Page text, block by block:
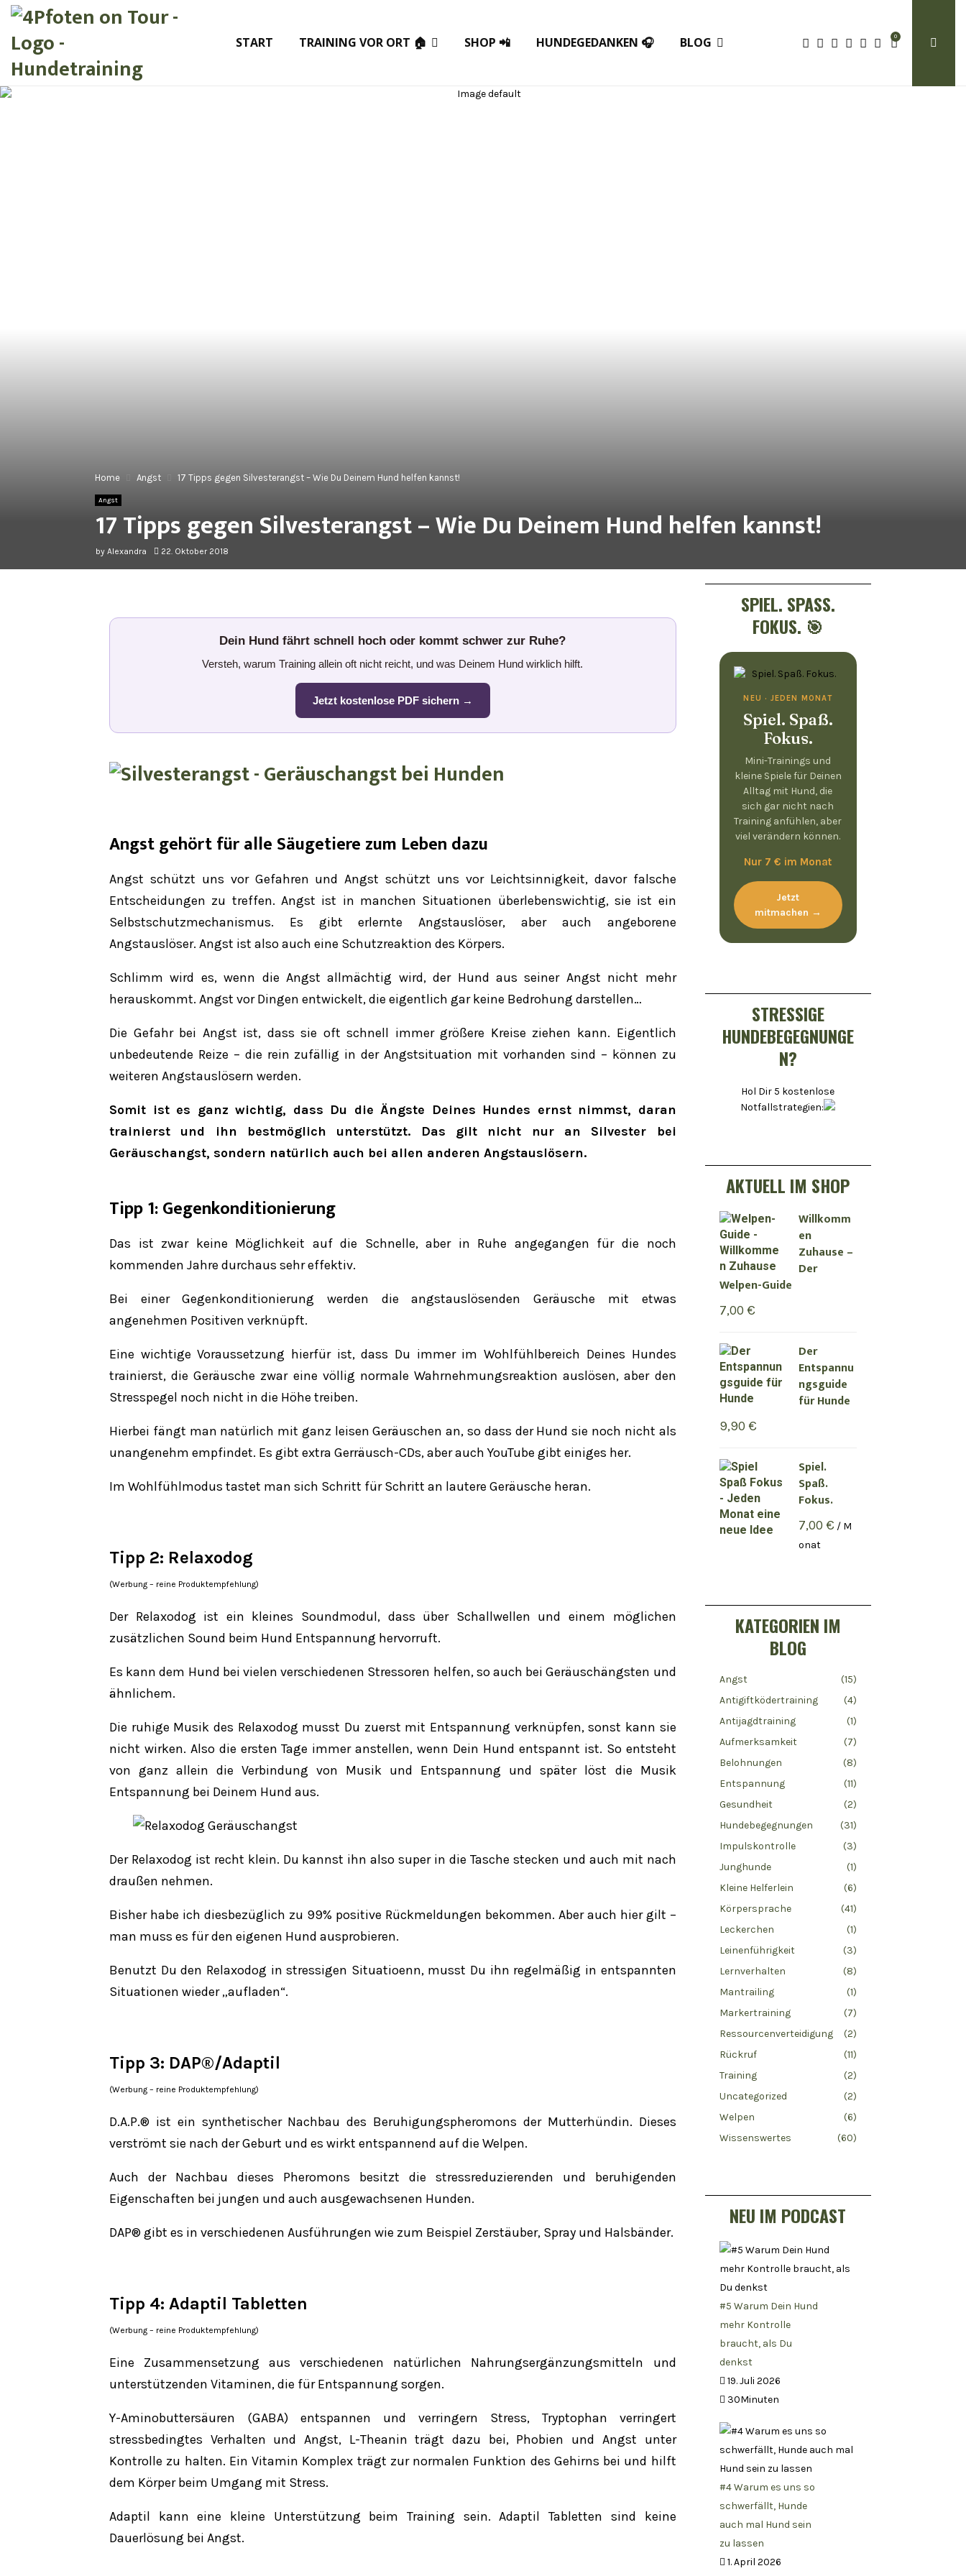
START TRAINING VOR ORT 🏠 SHOP 📲 HUNDEGEDANKEN 🎧 BLOG 0
Home Angst 17 Tipps gegen Silvesterangst – Wie Du Deinem Hund helfen kannst!
Angst
17 Tipps gegen Silvesterangst – Wie Du Deinem Hund helfen kannst!
by Alexandra 22. Oktober 2018
Dein Hund fährt schnell hoch oder kommt schwer zur Ruhe?
Versteh, warum Training allein oft nicht reicht, und was Deinem Hund wirklich hilft.
Jetzt kostenlose PDF sichern →
Angst gehört für alle Säugetiere zum Leben dazu
Angst schützt uns vor Gefahren und Angst schützt uns vor Leichtsinnigkeit, davor falsche
Entscheidungen zu treffen. Angst ist in manchen Situationen überlebenswichtig, sie ist ein
Selbstschutzmechanismus. Es gibt erlernte Angstauslöser, aber auch angeborene
Angstauslöser. Angst ist also auch eine Schutzreaktion des Körpers.
Schlimm wird es, wenn die Angst allmächtig wird, der Hund aus seiner Angst nicht mehr
herauskommt. Angst vor Dingen entwickelt, die eigentlich gar keine Bedrohung darstellen…
Die Gefahr bei Angst ist, dass sie oft schnell immer größere Kreise ziehen kann. Eigentlich
unbedeutende Reize – die rein zufällig in der Angstsituation mit vorhanden sind – können zu
weiteren Angstauslösern werden.
Somit ist es ganz wichtig, dass Du die Ängste Deines Hundes ernst nimmst, daran
trainierst und ihn bestmöglich unterstützt. Das gilt nicht nur an Silvester bei
Geräuschangst, sondern natürlich auch bei allen anderen Angstauslösern.
Tipp 1:Gegenkonditionierung
Das ist zwar keine Möglichkeit auf die Schnelle, aber in Ruhe angegangen für die noch
kommenden Jahre durchaus sehr effektiv.
Bei einer Gegenkonditionierung werden die angstauslösenden Geräusche mit etwas
angenehmen Positiven verknüpft.
Eine wichtige Voraussetzung hierfür ist, dass Du immer im Wohlfühlbereich Deines Hundes
trainierst, die Geräusche zwar eine völlig normale Wahrnehmungsreaktion auslösen, aber den
Stresspegel noch nicht in die Höhe treiben.
Hierbei fängt man natürlich mit ganz leisen Geräuschen an, so dass der Hund sie noch nicht als
unangenehm empfindet. Es gibt extra Gerräusch-CDs, aber auch YouTube gibt einiges her.
Im Wohlfühlmodus tastet man sich Schritt für Schritt an lautere Geräusche heran.
Tipp 2: Relaxodog
(Werbung – reine Produktempfehlung)
Der Relaxodog ist ein kleines Soundmodul, dass über Schallwellen und einem möglichen
zusätzlichen Sound beim Hund Entspannung hervorruft.
Es kann dem Hund bei vielen verschiedenen Stressoren helfen, so auch bei Geräuschängsten und
ähnlichem.
Die ruhige Musik des Relaxodog musst Du zuerst mit Entspannung verknüpfen, sonst kann sie
nicht wirken. Also die ersten Tage immer anstellen, wenn Dein Hund entspannt ist. So entsteht
von ganz allein die Verbindung von Musik und Entspannung und später löst die Musik
Entspannung bei Deinem Hund aus.
Der Relaxodog ist recht klein. Du kannst ihn also super in die Tasche stecken und auch mit nach
draußen nehmen.
Bisher habe ich diesbezüglich zu 99% positive Rückmeldungen bekommen. Aber auch hier gilt –
man muss es für den eigenen Hund ausprobieren.
Benutzt Du den Relaxodog in stressigen Situatioenn, musst Du ihn regelmäßig in entspannten
Situationen wieder „aufladen“.
Tipp 3: DAP®/Adaptil
(Werbung – reine Produktempfehlung)
D.A.P.® ist ein synthetischer Nachbau des Beruhigungspheromons der Mutterhündin. Dieses
verströmt sie nach der Geburt und es wirkt entspannend auf die Welpen.
Auch der Nachbau dieses Pheromons besitzt die stressreduzierenden und beruhigenden
Eigenschaften bei jungen und auch ausgewachsenen Hunden.
DAP® gibt es in verschiedenen Ausführungen wie zum Beispiel Zerstäuber, Spray und Halsbänder.
Tipp 4: Adaptil Tabletten
(Werbung – reine Produktempfehlung)
Eine Zusammensetzung aus verschiedenen natürlichen Nahrungsergänzungsmitteln und
unterstützenden Vitaminen, die für Entspannung sorgen.
Y-Aminobuttersäuren (GABA) entspannen und verringern Stress, Tryptophan verringert
stressbedingtes Verhalten und Angst, L-Theanin trägt dazu bei, Phobien und Angst unter
Kontrolle zu halten. Ein Vitamin Komplex trägt zur normalen Funktion des Gehirns bei und hilft
dem Körper beim Umgang mit Stress.
Adaptil kann eine kleine Unterstützung beim Training sein. Adaptil Tabletten sind keine
Dauerlösung bei Angst.
SPIEL. SPASS. F
OKUS. 🎯
NEU · JEDEN MONAT
Spiel. Spaß.
Fokus.
Mini-Trainings und
kleine Spiele für Deinen
Alltag mit Hund, die
sich gar nicht nach
Training anfühlen, aber
viel verändern können.
Nur 7 € im Monat
Jetzt
mitmachen →
STRESSIGE
HUNDEBEGEGNUNGE
N?
Hol Dir 5 kostenlose
Notfallstrategien:
AKTUELL IM SHOP
Willkomm
en
Zuhause –
Der
Welpen-Guide
7,00 €
Der
Entspannu
ngsguide
für Hunde
9,90 €
Spiel.
Spaß.
Fokus.
7,00 € / M
onat
KATEGORIEN IM
BLOG
Angst
(15)
Antigiftködertraining
(4)
Antijagdtraining
(1)
Aufmerksamkeit
(7)
Belohnungen
(8)
Entspannung
(11)
Gesundheit
(2)
Hundebegegnungen
(31)
Impulskontrolle
(3)
Junghunde
(1)
Kleine Helferlein
(6)
Körpersprache
(41)
Leckerchen
(1)
Leinenführigkeit
(3)
Lernverhalten
(8)
Mantrailing
(1)
Markertraining
(7)
Ressourcenverteidigung
(2)
Rückruf
(11)
Training
(2)
Uncategorized
(2)
Welpen
(6)
Wissenswertes
(60)
NEU IM PODCAST
#5 Warum Dein Hund
mehr Kontrolle
braucht, als Du
denkst
19. Juli 2026
30Minuten
#4 Warum es uns so
schwerfällt, Hunde
auch mal Hund sein
zu lassen
1. April 2026